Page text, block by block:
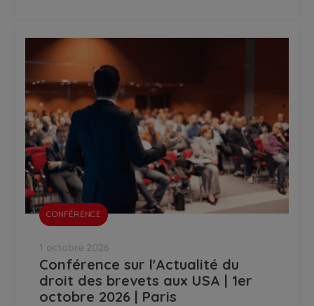
CONFÉRENCE
1 octobre 2026
Conférence sur l'Actualité du
droit des brevets aux USA | 1er
octobre 2026 | Paris